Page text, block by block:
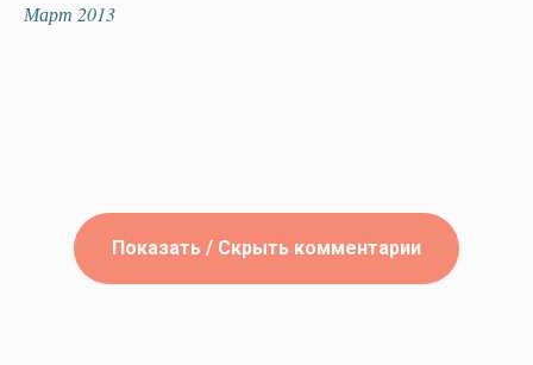
Март 2013
Показать / Скрыть комментарии